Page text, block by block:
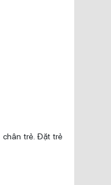
trẻ. Đặt trẻ